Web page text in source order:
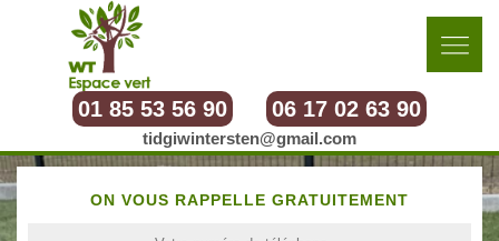
01 85 53 56 90 06 17 02 63 90
tidgiwintersten@gmail.com
ON VOUS RAPPELLE GRATUITEMENT